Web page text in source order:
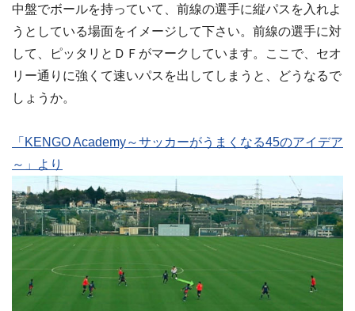
中盤でボールを持っていて、前線の選手に縦パスを入れよ
うとしている場面をイメージして下さい。前線の選手に対
して、ピッタリとＤＦがマークしています。ここで、セオ
リー通りに強くて速いパスを出してしまうと、どうなるで
しょうか。
「KENGO Academy～サッカーがうまくなる45のアイデア
～」より